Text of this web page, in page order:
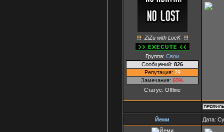
ZiZu with LocK
Группа: Свои
Сообщений: 826
Репутация: 29
Замечания: 60%
Статус: Offline
Йеми Дата: